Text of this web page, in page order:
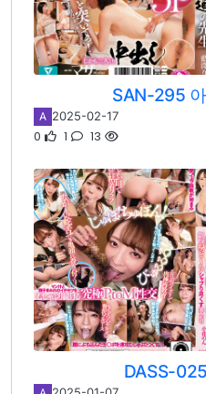
SAN-295
A 2025-02-17
0 1 13
DASS-